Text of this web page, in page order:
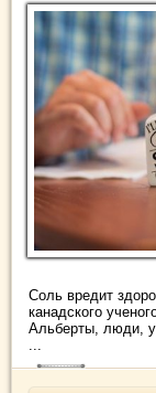
Соль вредит
канадского
Альберты, люди,